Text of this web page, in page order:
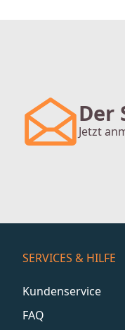
Der
Jetzt
SERVICES & HILFE
Kundenservice
FAQ